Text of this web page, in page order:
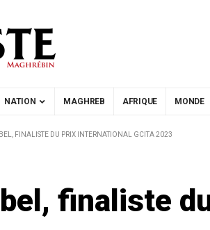
NATION MAGHREB AFRIQUE MONDE
FINALISTE DU PRIX INTERNATIONAL GCITA 2023
finaliste